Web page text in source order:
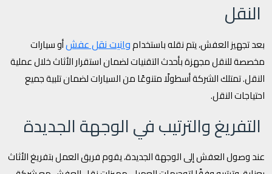
النقل
بعد تجهيز العفش، يتم نقله باستخداموانيت نقل عفشأو سيارات
مخصصة للنقل مجهزة بأحدث التقنيات لضمان استقرار الأثاث خلال عملية
النقل. تمتلك الشركة أسطولًا متنوعًا من السيارات لضمان تلبية جميع
احتياجات النقل.
التفريغ والترتيب في الوجهة الجديدة
عند وصول العفش إلى الوجهة الجديدة، يقوم فريق العمل بتفريغ الأثاث